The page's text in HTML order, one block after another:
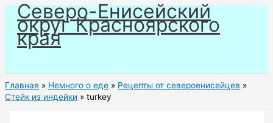
Перейти
содержимому
Северо-Енисейский
округ Красноярского
края
Главная Немного о еде
Рецепты от североенисейцев
Cтейк из индейки
turkey